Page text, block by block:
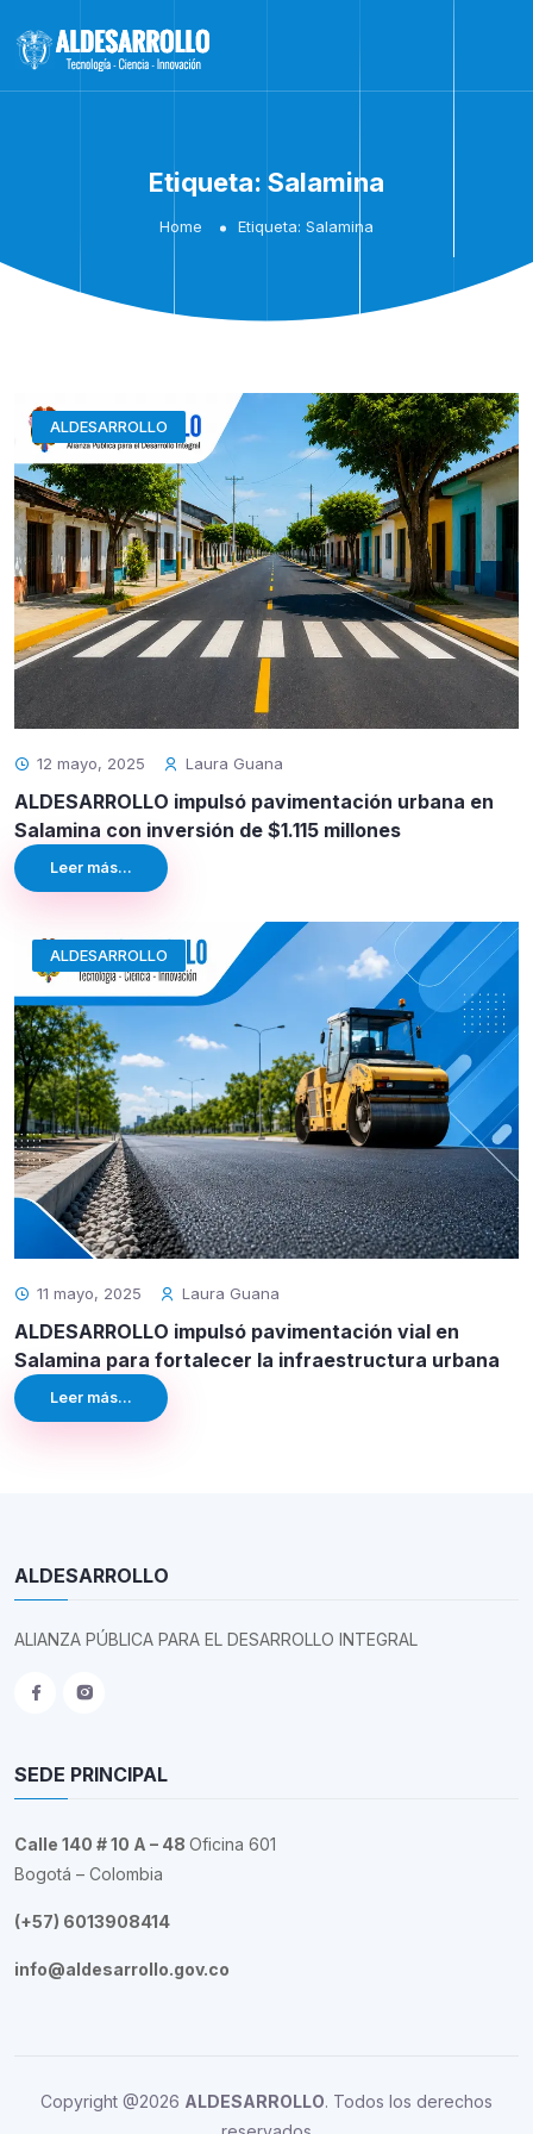
Etiqueta: Salamina
Home Etiqueta: Salamina
ALDESARROLLO
12 mayo, 2025 Laura Guana
ALDESARROLLO impulsó pavimentación urbana en
Salamina con inversión de $1.115 millones
Leer más...
ALDESARROLLO
11 mayo, 2025 Laura Guana
ALDESARROLLO impulsó pavimentación vial en
Salamina para fortalecer la infraestructura urbana
Leer más...
ALDESARROLLO
ALIANZA PÚBLICA PARA EL DESARROLLO INTEGRAL
SEDE PRINCIPAL
Calle 140 # 10 A – 48 Oficina 601
Bogotá – Colombia
(+57) 6013908414
info@aldesarrollo.gov.co
Copyright @2026 ALDESARROLLO. Todos los derechos